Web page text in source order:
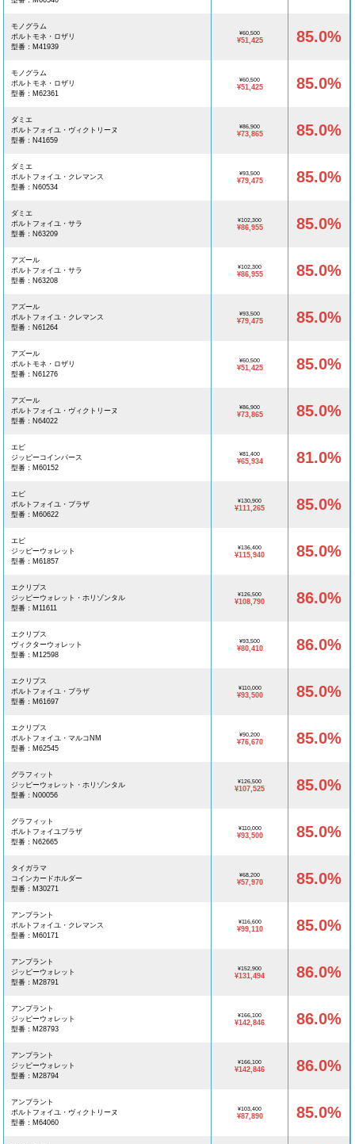
モノグラム
ポルトモネ・ロザリ
型番：M41939
¥60,500
¥51,425 85.0%
モノグラム
ポルトモネ・ロザリ
型番：M62361
¥60,500
¥51,425 85.0%
ダミエ
ポルトフォイユ・ヴィクトリーヌ
型番：N41659
¥86,900
¥73,865 85.0%
ダミエ
ポルトフォイユ・クレマンス
型番：N60534
¥93,500
¥79,475 85.0%
ダミエ
ポルトフォイユ・サラ
型番：N63209
¥102,300
¥86,955 85.0%
アズール
ポルトフォイユ・サラ
型番：N63208
¥102,300
¥86,955 85.0%
アズール
ポルトフォイユ・クレマンス
型番：N61264
¥93,500
¥79,475 85.0%
アズール
ポルトモネ・ロザリ
型番：N61276
¥60,500
¥51,425 85.0%
アズール
ポルトフォイユ・ヴィクトリーヌ
型番：N64022
¥86,900
¥73,865 85.0%
エピ
ジッピーコインパース
型番：M60152
¥81,400
¥65,934 81.0%
エピ
ポルトフォイユ・ブラザ
型番：M60622
¥130,900
¥111,265 85.0%
エピ
ジッピーウォレット
型番：M61857
¥136,400
¥115,940 85.0%
エクリプス
ジッピーウォレット・ホリゾンタル
型番：M11611
¥126,500
¥108,790 86.0%
エクリプス
ヴィクターウォレット
型番：M12598
¥93,500
¥80,410 86.0%
エクリプス
ポルトフォイユ・ブラザ
型番：M61697
¥110,000
¥93,500 85.0%
エクリプス
ポルトフォイユ・マルコNM
型番：M62545
¥90,200
¥76,670 85.0%
グラフィット
ジッピーウォレット・ホリゾンタル
型番：N00056
¥126,500
¥107,525 85.0%
グラフィット
ポルトフォイユブラザ
型番：N62665
¥110,000
¥93,500 85.0%
タイガラマ
コインカードホルダー
型番：M30271
¥68,200
¥57,970 85.0%
アンプラント
ポルトフォイユ・クレマンス
型番：M60171
¥116,600
¥99,110 85.0%
アンプラント
ジッピーウォレット
型番：M28791
¥152,900
¥131,494 86.0%
アンプラント
ジッピーウォレット
型番：M28793
¥166,100
¥142,846 86.0%
アンプラント
ジッピーウォレット
型番：M28794
¥166,100
¥142,846 86.0%
アンプラント
ポルトフォイユ・ヴィクトリーヌ
型番：M64060
¥103,400
¥87,890 85.0%